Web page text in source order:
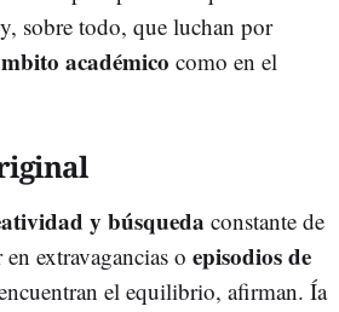
y, sobre todo, que luchan por
académico como en el
y búsqueda constante de
extravagancias o episodios de
el equilibrio, afirman. Ía